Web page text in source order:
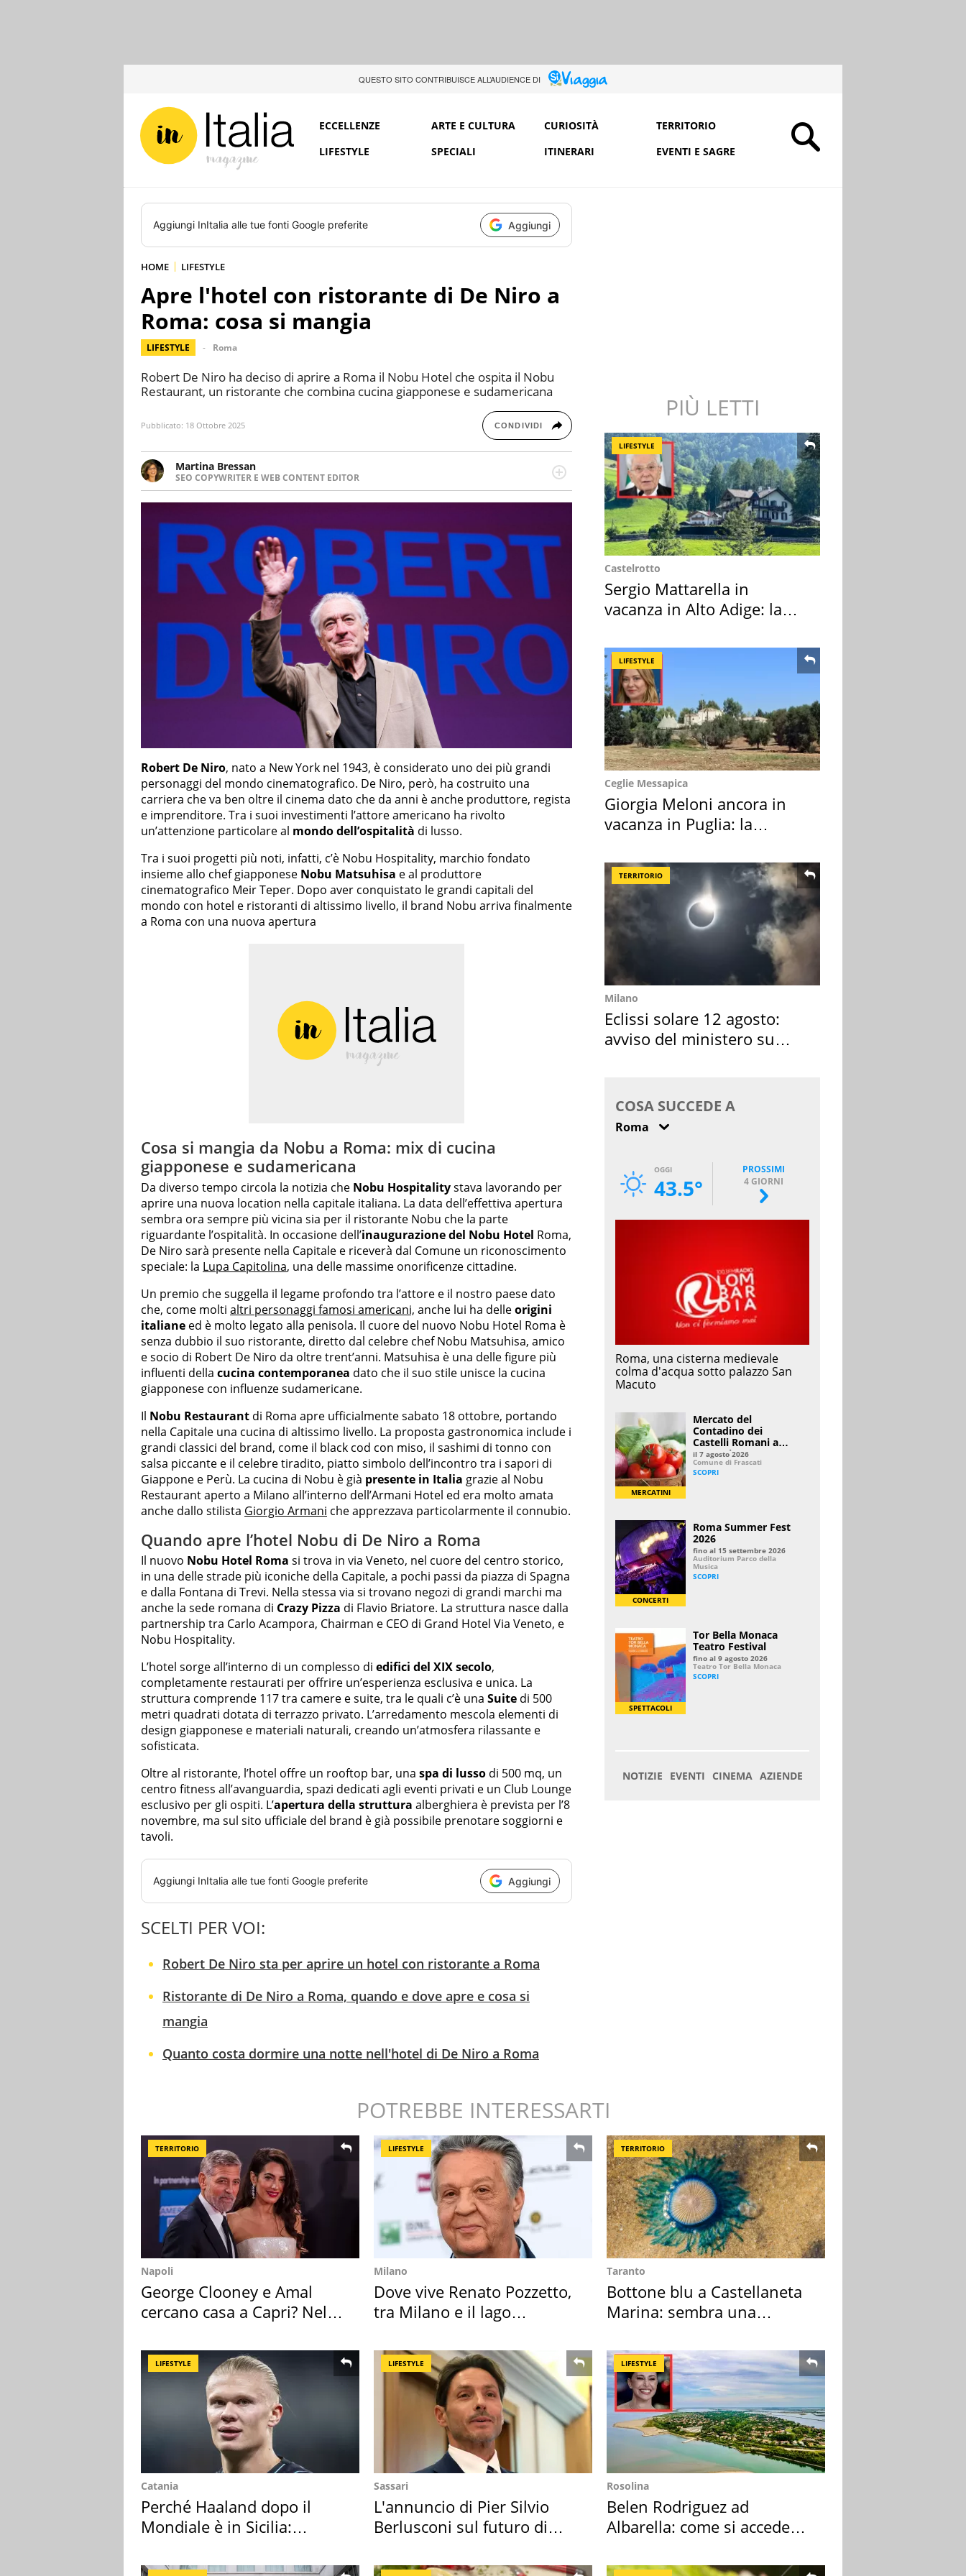
QUESTO SITO CONTRIBUISCE ALL’AUDIENCE DI
ECCELLENZE ARTE E CULTURA CURIOSITÀ
TERRITORIO
LIFESTYLE
SPECIALI ITINERARI EVENTI E SAGRE
Aggiungi InItalia alle tue fonti Google preferite Aggiungi
HOME LIFESTYLE
Apre l'hotel con ristorante di De Niro a
Roma: cosa si mangia
LIFESTYLE Roma
Robert De Niro ha deciso di aprire a Roma il Nobu Hotel che ospita il Nobu
Restaurant, un ristorante che combina cucina giapponese e sudamericana
Pubblicato: 18 Ottobre 2025 CONDIVIDI
Martina Bressan
SEO COPYWRITER E WEB CONTENT EDITOR
Appassionata di viaggi, di trail running e di yoga, ama scoprire nuovi posti e
nuove culture. Curiosa, determinata e intraprendente adora leggere ma
Robert De Niro, nato a New York nel 1943, è considerato uno dei più grandi
personaggi del mondo cinematografico. De Niro, però, ha costruito una
carriera che va ben oltre il cinema dato che da anni è anche produttore, regista
e imprenditore. Tra i suoi investimenti l’attore americano ha rivolto
un’attenzione particolare al mondo dell’ospitalità di lusso.
Tra i suoi progetti più noti, infatti, c’è Nobu Hospitality, marchio fondato
insieme allo chef giapponese Nobu Matsuhisa e al produttore
cinematografico Meir Teper. Dopo aver conquistato le grandi capitali del
mondo con hotel e ristoranti di altissimo livello, il brand Nobu arriva finalmente
a Roma con una nuova apertura
Cosa si mangia da Nobu a Roma: mix di cucina
giapponese e sudamericana
Da diverso tempo circola la notizia che Nobu Hospitalitystava lavorando per
aprire una nuova location nella capitale italiana. La data dell’effettiva apertura
sembra ora sempre più vicina sia per il ristorante Nobu che la parte
riguardante l’ospitalità. In occasione dell’inaugurazione del Nobu Hotel Roma,
De Niro sarà presente nella Capitale e riceverà dal Comune un riconoscimento
speciale: la Lupa Capitolina, una delle massime onorificenze cittadine.
Un premio che suggella il legame profondo tra l’attore e il nostro paese dato
che, come molti altri personaggi famosi americani, anche lui ha delleorigini
italiane ed è molto legato alla penisola. Il cuore del nuovo Nobu Hotel Roma è
senza dubbio il suo ristorante, diretto dal celebre chef Nobu Matsuhisa, amico
e socio di Robert De Niro da oltre trent’anni. Matsuhisa è una delle figure più
influenti della cucina contemporanea dato che il suo stile unisce la cucina
giapponese con influenze sudamericane.
Il Nobu Restaurant di Roma apre ufficialmente sabato 18 ottobre, portando
nella Capitale una cucina di altissimo livello. La proposta gastronomica include i
grandi classici del brand, come il black cod con miso, il sashimi di tonno con
salsa piccante e il celebre tiradito, piatto simbolo dell’incontro tra i sapori di
Giappone e Perù. La cucina di Nobu è già presente in Italia grazie al Nobu
Restaurant aperto a Milano all’interno dell’Armani Hotel ed era molto amata
anche dallo stilista Giorgio Armani che apprezzava particolarmente il connubio.
Quando apre l’hotel Nobu di De Niro a Roma
Il nuovo Nobu Hotel Roma si trova in via Veneto, nel cuore del centro storico,
in una delle strade più iconiche della Capitale, a pochi passi da piazza di Spagna
e dalla Fontana di Trevi. Nella stessa via si trovano negozi di grandi marchi ma
anche la sede romana di Crazy Pizza di Flavio Briatore. La struttura nasce dalla
partnership tra Carlo Acampora, Chairman e CEO di Grand Hotel Via Veneto, e
Nobu Hospitality.
L’hotel sorge all’interno di un complesso di edifici del XIX secolo,
completamente restaurati per offrire un’esperienza esclusiva e unica. La
struttura comprende 117 tra camere e suite, tra le quali c’è una Suite di 500
metri quadrati dotata di terrazzo privato. L’arredamento mescola elementi di
design giapponese e materiali naturali, creando un’atmosfera rilassante e
sofisticata.
Oltre al ristorante, l’hotel offre un rooftop bar, una spa di lusso di 500 mq, un
centro fitness all’avanguardia, spazi dedicati agli eventi privati e un Club Lounge
esclusivo per gli ospiti. L’apertura della struttura alberghiera è prevista per l’8
novembre, ma sul sito ufficiale del brand è già possibile prenotare soggiorni e
tavoli.
Aggiungi InItalia alle tue fonti Google preferite Aggiungi
SCELTI PER VOI:
Robert De Niro sta per aprire un hotel con ristorante a Roma
Ristorante di De Niro a Roma, quando e dove apre e cosa si
mangia
Quanto costa dormire una notte nell'hotel di De Niro a Roma
PIÙ LETTI
LIFESTYLE
Castelrotto
Sergio Mattarella in
vacanza in Alto Adige: la
LIFESTYLE
Ceglie Messapica
Giorgia Meloni ancora in
vacanza in Puglia: la
TERRITORIO
Milano
Eclissi solare 12 agosto:
avviso del ministero su
POTREBBE INTERESSARTI
TERRITORIO
Napoli
George Clooney e Amal
cercano casa a Capri? Nel
LIFESTYLE
Milano
Dove vive Renato Pozzetto,
tra Milano e il lago
TERRITORIO
Taranto
Bottone blu a Castellaneta
Marina: sembra una
LIFESTYLE
Catania
Perché Haaland dopo il
Mondiale è in Sicilia:
LIFESTYLE
Sassari
L'annuncio di Pier Silvio
Berlusconi sul futuro di
LIFESTYLE
Rosolina
Belen Rodriguez ad
Albarella: come si accede